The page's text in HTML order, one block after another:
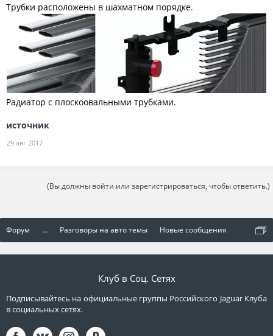
Трубки расположены в шахматном порядке.
Радиатор с плоскоовальными трубками.
источник
29 авг 2017
(Вы должны войти или зарегистрироваться, чтобы ответить.)
Форум ... Разговоры на авто темы Новые сообщения
Клуб в Соц. Сетях
Подписывайтесь на официальные группы Российского Jaguar Клуба
в социальных сетях.